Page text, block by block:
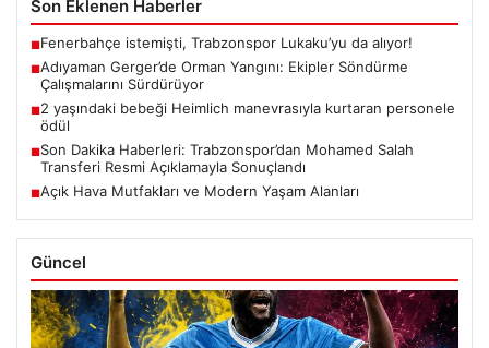
Son Eklenen Haberler
■Fenerbahçe istemişti, Trabzonspor Lukaku’yu da alıyor!
■Adıyaman Gerger’de Orman Yangını: Ekipler Söndürme
Çalışmalarını Sürdürüyor
■2 yaşındaki bebeği Heimlich manevrasıyla kurtaran personele
ödül
■Son Dakika Haberleri: Trabzonspor’dan Mohamed Salah
Transferi Resmi Açıklamayla Sonuçlandı
■Açık Hava Mutfakları ve Modern Yaşam Alanları
Güncel